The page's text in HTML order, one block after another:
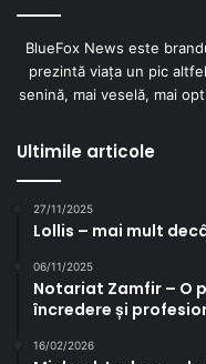
BlueFox News este
prezintă viața un pic
senină, mai veselă, mai
Ultimile articole
27/11/2025
Lollis – mai mult
06/11/2025
Notariat Zamfir – O
încredere și
16/02/2026